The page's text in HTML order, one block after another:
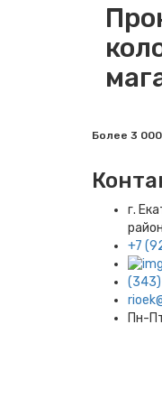
Более 3
г.
+7
Пн-